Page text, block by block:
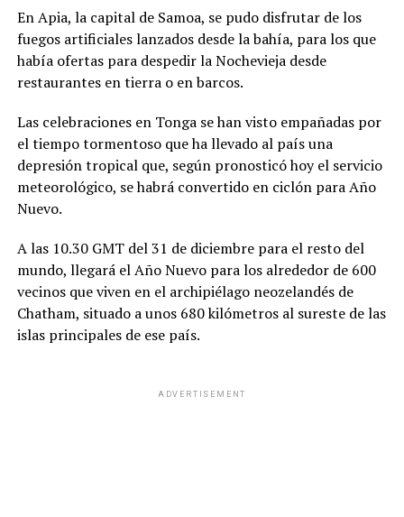
En Apia, la capital de Samoa, se pudo disfrutar de los
fuegos artificiales lanzados desde la bahía, para los que
había ofertas para despedir la Nochevieja desde
restaurantes en tierra o en barcos.
Las celebraciones en Tonga se han visto empañadas por
el tiempo tormentoso que ha llevado al país una
depresión tropical que, según pronosticó hoy el servicio
meteorológico, se habrá convertido en ciclón para Año
Nuevo.
A las 10.30 GMT del 31 de diciembre para el resto del
mundo, llegará el Año Nuevo para los alrededor de 600
vecinos que viven en el archipiélago neozelandés de
Chatham, situado a unos 680 kilómetros al sureste de las
islas principales de ese país.
ADVERTISEMENT